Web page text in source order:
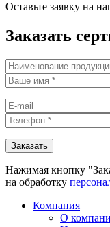
Оставьте заявку на
Заказать
Нажимая кнопку
на обработку
Компания
О